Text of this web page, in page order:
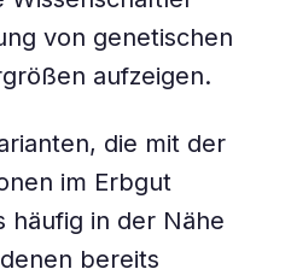
von genetischen
aufzeigen.
die mit der
im Erbgut
häufig in der Nähe
bereits